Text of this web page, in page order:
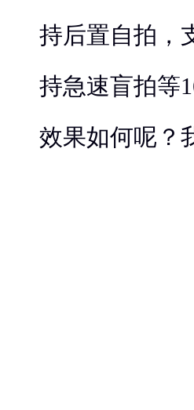
持后置自拍，
持急速盲拍等
效果如何呢？